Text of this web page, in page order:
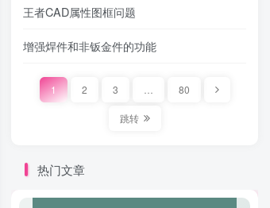
王者CAD属性图框问题
增强焊件和非钣金件的功能
1 2 3 80
跳转
热门文章